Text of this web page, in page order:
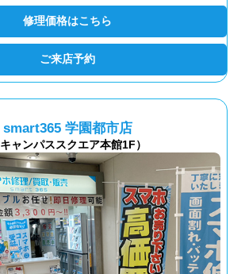
修理価格はこちら
ご来店予約
smart365 学園都市店
キャンパススクエア本館1F）